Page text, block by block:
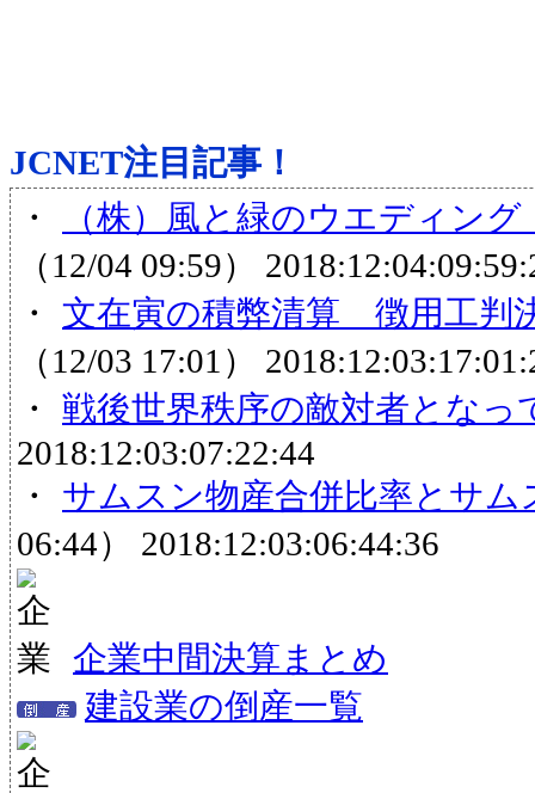
JCNET注目記事！
・
（株）風と緑のウエディン
（12/04 09:59）
・ 文在寅の積弊清算 徴用工判
（12/03 17:01）
・ 戦後世界秩序の敵対者となっ
2018:12:03:07:22:44
・ サムスン物産合併比率とサ
06:44） 2018:12:03:06:44:36
企業中間決算まとめ
建設業の倒産一覧